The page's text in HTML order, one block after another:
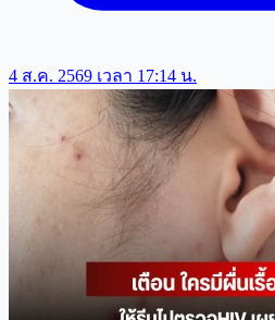
4 ส.ค. 2569 เวลา 17:14 น.